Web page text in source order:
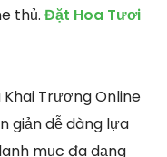
thủ. Đặt Hoa Tươi
Trương Online
giản dễ dàng lựa
mục đa dạng